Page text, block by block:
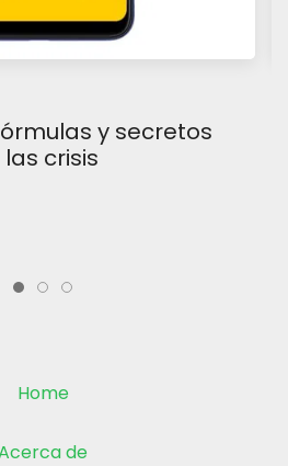
y secretos
crisis
Home
de